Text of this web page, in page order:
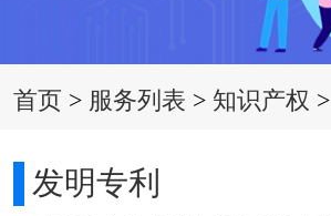
首页 > 服务列表 > 知识产权 >
发明专利